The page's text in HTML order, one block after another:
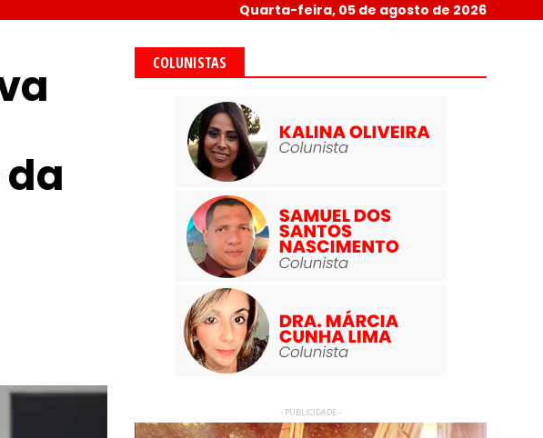
Quarta-feira, 05 de agosto de 2026
COLUNISTAS
- PUBLICIDADE -